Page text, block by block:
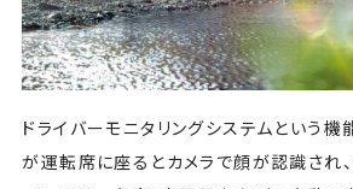
ドライバーモニタリングシステムという機
が運転席に座るとカメラで顔が認識され